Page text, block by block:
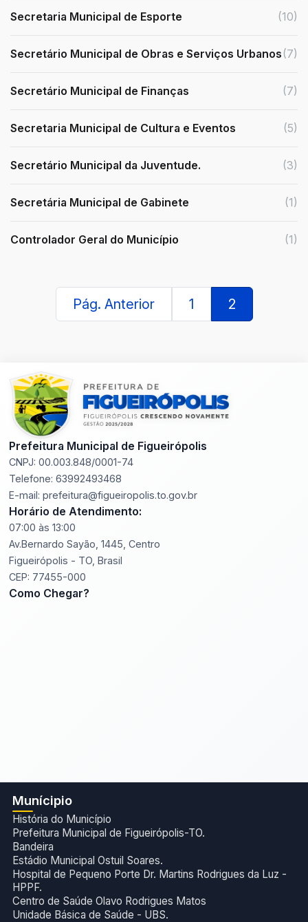
Secretaria Municipal de Esporte (10)
Secretário Municipal de Obras e Serviços Urbanos(7)
Secretário Municipal de Finanças (7)
Secretaria Municipal de Cultura e Eventos (5)
Secretário Municipal da Juventude. (3)
Secretária Municipal de Gabinete (1)
Controlador Geral do Município (1)
Pág. Anterior 1 2
Prefeitura Municipal de Figueirópolis
CNPJ: 00.003.848/0001-74
Telefone: 63992493468
E-mail: prefeitura@figueiropolis.to.gov.br
Horário de Atendimento:
07:00 às 13:00
Av.Bernardo Sayão, 1445, Centro
Figueirópolis - TO, Brasil
CEP: 77455-000
Como Chegar?
Munícipio
História do Município
Prefeitura Municipal de Figueirópolis-TO.
Bandeira
Estádio Municipal Ostuil Soares.
Hospital de Pequeno Porte Dr. Martins Rodrigues da Luz -
HPPF.
Centro de Saúde Olavo Rodrigues Matos
Unidade Básica de Saúde - UBS.